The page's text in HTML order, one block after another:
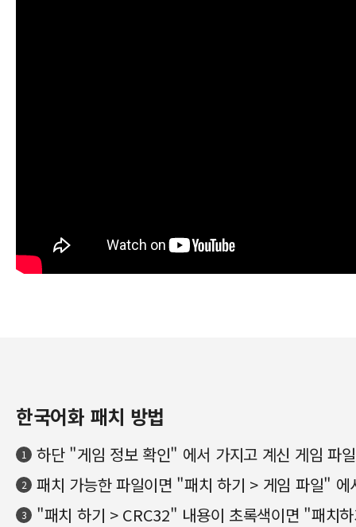
한국어화 패치 방법
1 하단 "게임 정보 확인" 에서 가지고 계신 게임 파
2 패치 가능한 파일이면 "패치 하기 > 게임 파일"
3 "패치 하기 > CRC32" 내용이 초록색이면 "패치